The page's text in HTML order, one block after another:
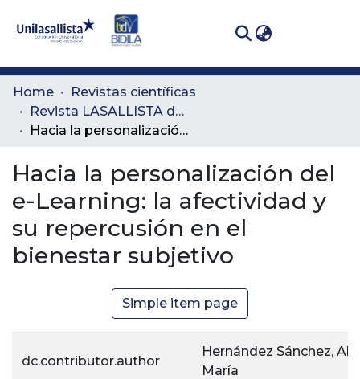
Communities
& Collections
All of DSpace
Statistics
Home
Revistas científicas
Revista LASALLISTA de Investigación
Hacia la personalización del e-Learning: la afectividad y su repercusión en el bienestar subjetivo
Hacia la personalización del
e-Learning: la afectividad y
su repercusión en el
bienestar subjetivo
Simple item page
dc.contributor.author
Hernández Sánchez,
María